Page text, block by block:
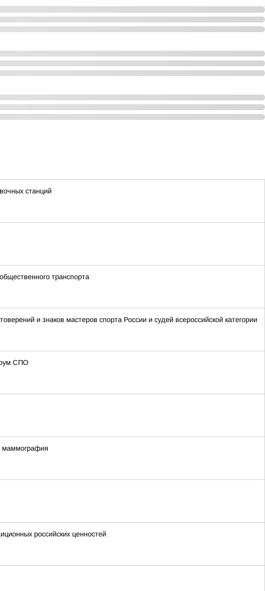
станций
транспорта
и знаков мастеров спорта России и судей всероссийской категории
СПО
маммография
российских ценностей